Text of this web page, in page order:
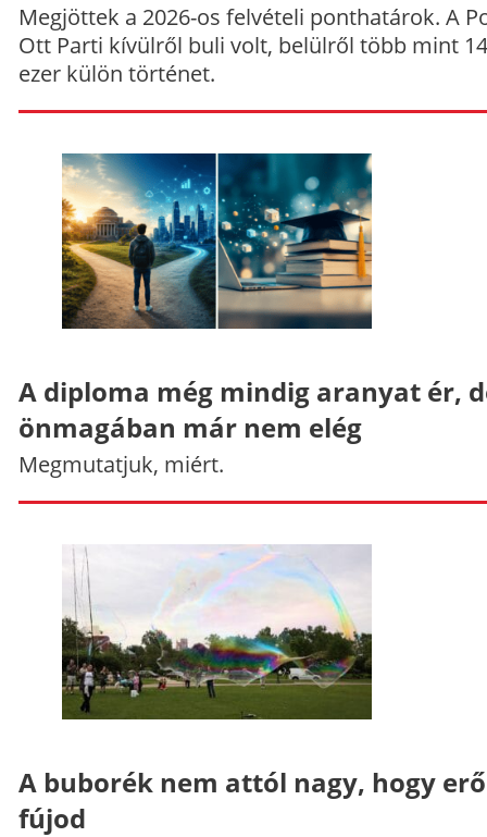
Megjöttek a 2026-os felvételi ponthatárok. A
Ott Parti kívülről buli volt, belülről több mint
ezer külön történet.
A diploma még mindig aranyat ér,
önmagában már nem elég
Megmutatjuk, miért.
A buborék nem attól nagy, hogy
fújod